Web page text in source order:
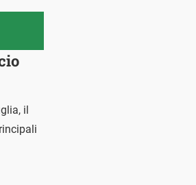
il